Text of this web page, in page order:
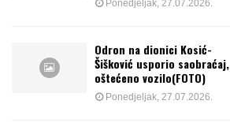
Ponedjeljak, 27.07.2026.
Odron na dionici Kosić-
Šišković usporio saobraćaj,
oštećeno vozilo(FOTO)
Ponedjeljak, 27.07.2026.